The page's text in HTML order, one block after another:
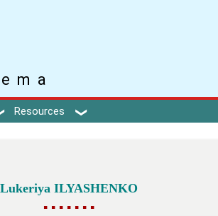
Resources
Lukeriya ILYASHENKO
▪ ▪ ▪ ▪ ▪ ▪ ▪